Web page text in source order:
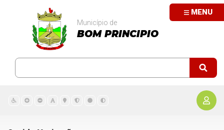
MENU
Município de
BOM PRINCIPIO